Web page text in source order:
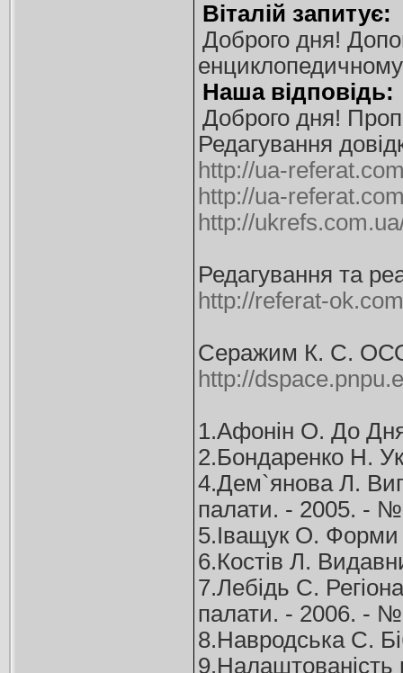
Віталій запитує:
Доброго дня!
Наша відповідь:
Доброго дня!
Редагування
http://ua-
http://ua-
http://
Редагування та
http://referat-
Серажим К. С.
http://
1.Афонін О. До Дня
2.Бондаренко Н.
4.Дем`янова Л.
палати. - 2005. -
5.Іващук О. Форми
6.Костів Л.
7.Лебідь С.
палати. - 2006. -
8.Навродська С.
9.Налаштованість